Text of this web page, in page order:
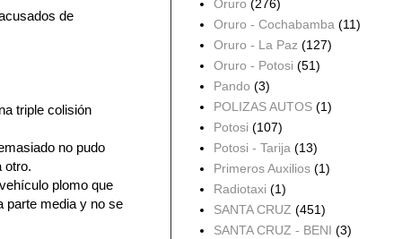
de
triple colisión
no pudo
otro.
plomo que
parte media y no se
Oruro (276)
Oruro - Cochabamba (11)
Oruro - La Paz (127)
Oruro - Potosi (51)
Pando (3)
POLIZAS AUTOS (1)
Potosi (107)
Potosi - Tarija (13)
Primeros Auxilios (1)
Radiotaxi (1)
SANTA CRUZ (451)
SANTA CRUZ - BENI (3)